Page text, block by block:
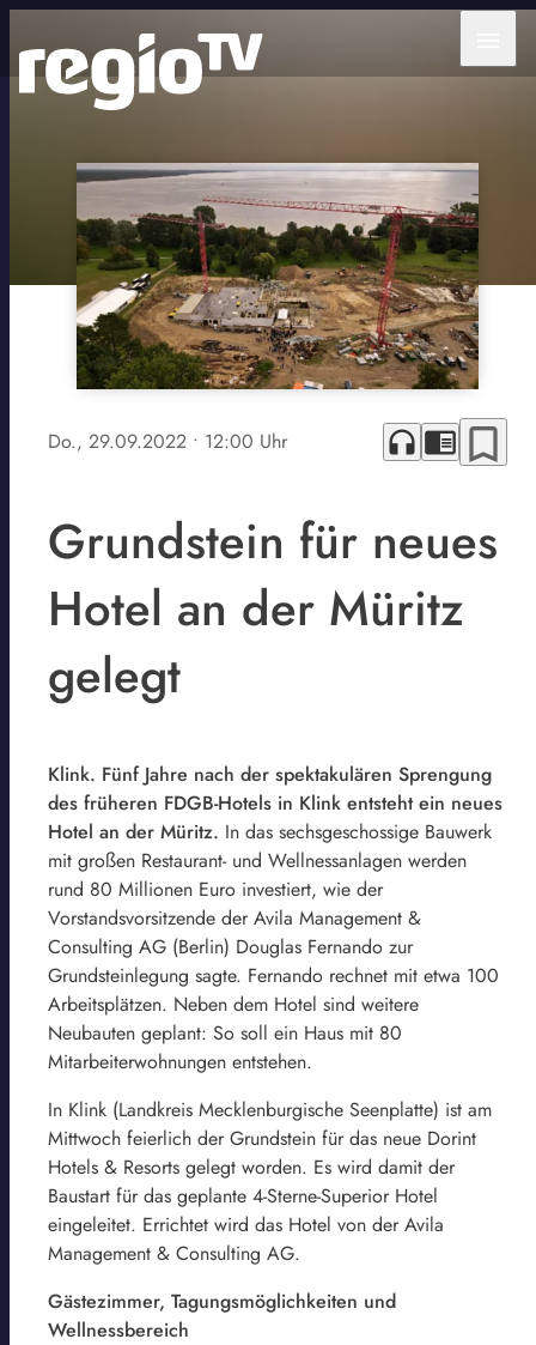
Do., 29.09.2022 • 12:00 Uhr headphones chrome_reader_mode bookmark_border
Grundstein für neues
Hotel an der Müritz
gelegt
Klink. Fünf Jahre nach der spektakulären Sprengung
des früheren FDGB-Hotels in Klink entsteht ein neues
Hotel an der Müritz. In das sechsgeschossige Bauwerk
mit großen Restaurant- und Wellnessanlagen werden
rund 80 Millionen Euro investiert, wie der
Vorstandsvorsitzende der Avila Management &
Consulting AG (Berlin) Douglas Fernando zur
Grundsteinlegung sagte. Fernando rechnet mit etwa 100
Arbeitsplätzen. Neben dem Hotel sind weitere
Neubauten geplant: So soll ein Haus mit 80
Mitarbeiterwohnungen entstehen.
In Klink (Landkreis Mecklenburgische Seenplatte) ist am
Mittwoch feierlich der Grundstein für das neue Dorint
Hotels & Resorts gelegt worden. Es wird damit der
Baustart für das geplante 4-Sterne-Superior Hotel
eingeleitet. Errichtet wird das Hotel von der Avila
Management & Consulting AG.
Gästezimmer, Tagungsmöglichkeiten und
Wellnessbereich